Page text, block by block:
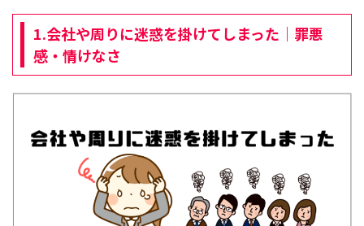
1.会社や周りに迷惑を掛けてしまった｜罪悪
感・情けなさ